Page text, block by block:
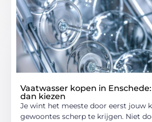
Vaatwasser kopen in
dan kiezen
Je wint het meeste door eerst jouw
gewoontes scherp te krijgen. Niet